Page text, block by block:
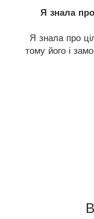
Я знала
Я знала про
тому його і